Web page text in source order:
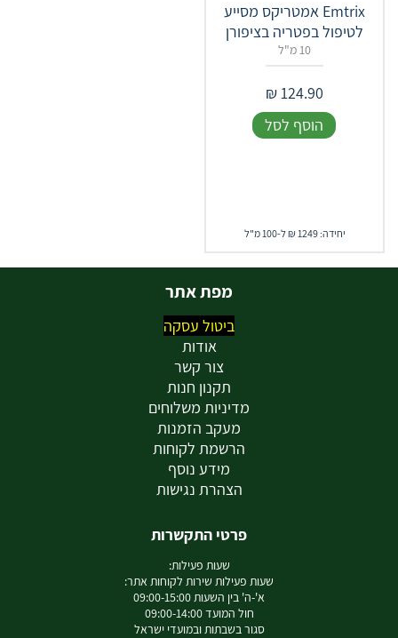
Emtrix אמטריקס מסייע
לטיפול בפטריה בציפורן
10 מ"ל
124.90
₪
הוסף לסל
יחידה: 1249 ₪ ל-100 מ"ל
מפת אתר
ביטול עסקה
אודות
צור קשר
תקנון חנות
מדיניות משלוחים
מעקב הזמנות
הרשמת לקוחות
מידע נוסף
הצהרת נגישות
פרטי התקשרות
שעות פעילות:
שעות פעילות שירות לקוחות אתר:
א'-ה' בין השעות 09:00-15:00
חול המועד 09:00-14:00
סגור בשבתות ובמועדי ישראל